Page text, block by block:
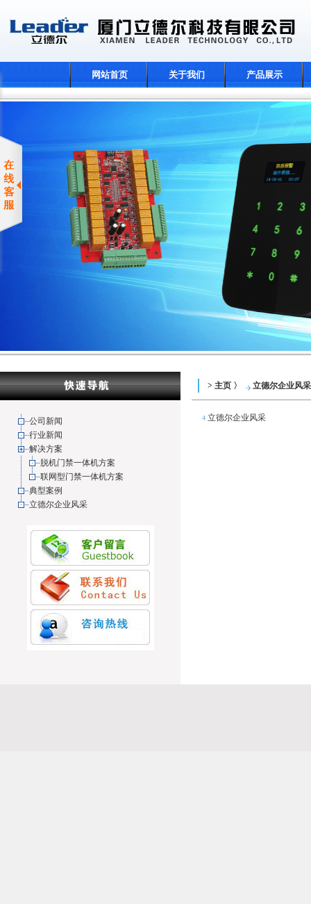
网站首页 关于我们 产品展示
公司新闻
行业新闻
解决方案
脱机门禁一体机方案
联网型门禁一体机方案
典型案例
立德尔企业风采
> 主页 〉 立德尔企业风采
4 立德尔企业风采